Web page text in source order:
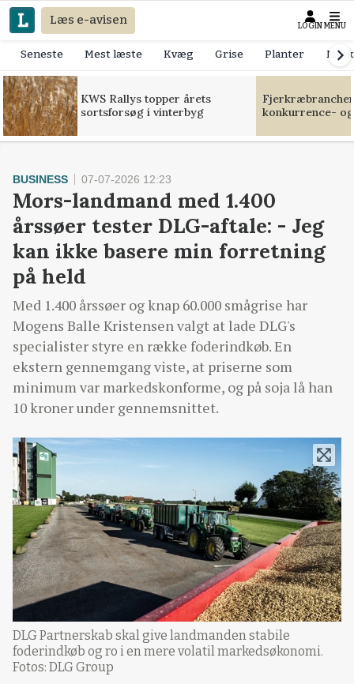
Læs e-avisen LOGIN MENU
Seneste Mest læste Kvæg Grise Planter
KWS Rallys topper årets
sortsforsøg i vinterbyg
konkurrence-
BUSINESS 07-07-2026 12:23
Mors-landmand med 1.400
årssøer tester DLG-aftale: - Jeg
kan ikke basere min forretning
på held
Med 1.400 årssøer og knap 60.000 smågrise har
Mogens Balle Kristensen valgt at lade DLG's
specialister styre en række foderindkøb. En
ekstern gennemgang viste, at priserne som
minimum var markedskonforme, og på soja lå han
10 kroner under gennemsnittet.
DLG Partnerskab skal give landmanden stabile
foderindkøb og ro i en mere volatil markedsøkonomi.
Fotos: DLG Group